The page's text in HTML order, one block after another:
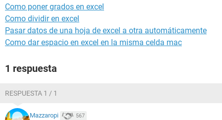
Como poner grados en excel
Como dividir en excel
Pasar datos de una hoja de excel a otra automáticamente
Como dar espacio en excel en la misma celda mac
1 respuesta
RESPUESTA 1 / 1
Mazzaropi 567